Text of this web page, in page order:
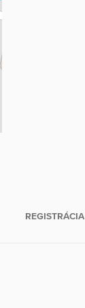
REGISTRÁCIA